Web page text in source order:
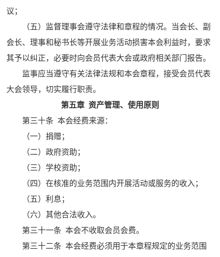
议；
（五）监督理事会遵守法律和章程的情况。当会长、副
会长、理事和秘书长等开展业务活动损害本会利益时，要求
其予以纠正，必要时向会员代表大会或政府相关部门报告。
监事应当遵守有关法律法规和本会章程，接受会员代表
大会领导，切实履行职责。
第五章 资产管理、使用原则
第三十条 本会经费来源：
（一）捐赠；
（二）政府资助；
（三）学校资助；
（四）在核准的业务范围内开展活动或服务的收入；
（五）利息；
（六）其他合法收入。
第三十一条 本会不收取会员会费。
第三十二条 本会经费必须用于本章程规定的业务范围